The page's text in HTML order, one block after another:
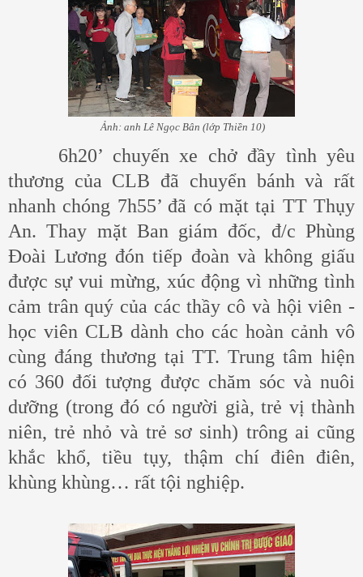
Ảnh: anh Lê Ngọc Bân (lớp Thiền 10)
6h20’ chuyến xe chở đầy tình yêu
thương của CLB đã chuyển bánh và rất
nhanh chóng 7h55’ đã có mặt tại TT Thụy
An. Thay mặt Ban giám đốc, đ/c Phùng
Đoài Lương đón tiếp đoàn và không giấu
được sự vui mừng, xúc động vì những tình
cảm trân quý của các thầy cô và hội viên -
học viên CLB dành cho các hoàn cảnh vô
cùng đáng thương tại TT. Trung tâm hiện
có 360 đối tượng được chăm sóc và nuôi
dưỡng (trong đó có người già, trẻ vị thành
niên, trẻ nhỏ và trẻ sơ sinh) trông ai cũng
khắc khổ, tiều tụy, thậm chí điên điên,
khùng khùng… rất tội nghiệp.